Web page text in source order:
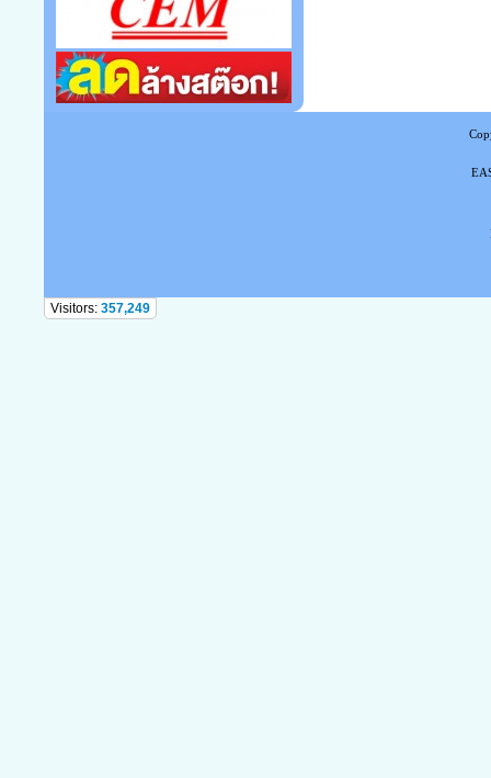
Visitors: 357,249